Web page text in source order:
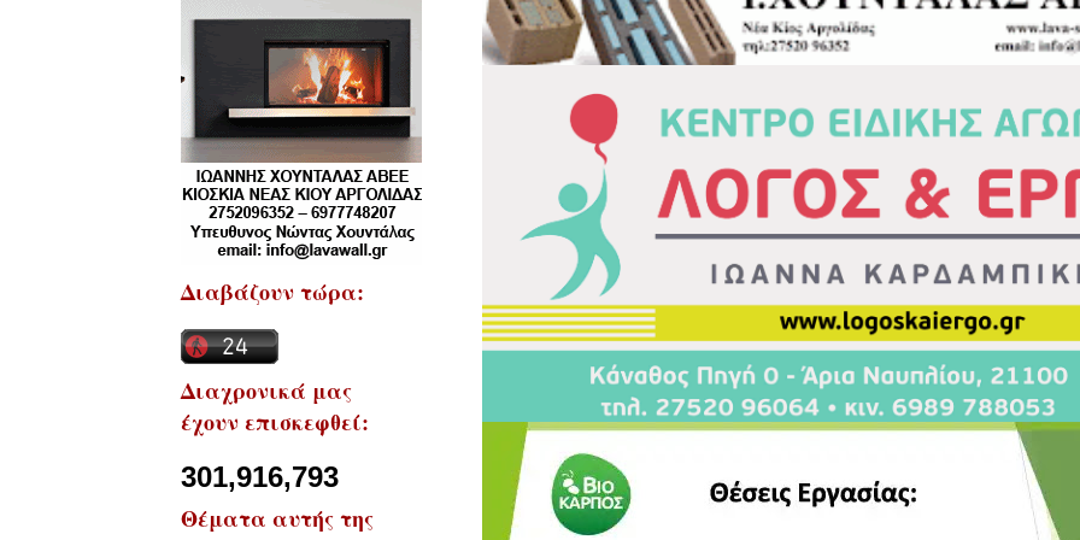
Διαβάζουν τώρα:
Διαχρονικά μας
έχουν επισκεφθεί:
301,916,793
Θέματα αυτής της